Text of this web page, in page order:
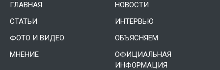
ГЛАВНАЯ
НОВОСТИ
СТАТЬИ
ИНТЕРВЬЮ
ФОТО И ВИДЕО
ОБЪЯСНЯЕМ
МНЕНИЕ
ОФИЦИАЛЬНАЯ
ИНФОРМАЦИЯ